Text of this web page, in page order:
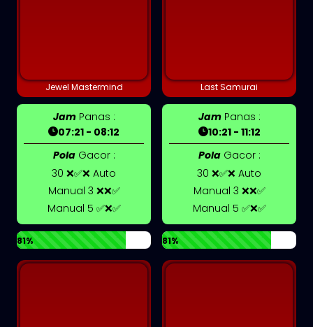
Jewel Mastermind
JamPanas :
07:21 - 08:12
PolaGacor :
30 ❌✅❌ Auto
Manual 3 ❌❌✅
Manual 5 ✅❌✅
81%
Last Samurai
JamPanas :
10:21 - 11:12
PolaGacor :
30 ❌✅❌ Auto
Manual 3 ❌❌✅
Manual 5 ✅❌✅
81%